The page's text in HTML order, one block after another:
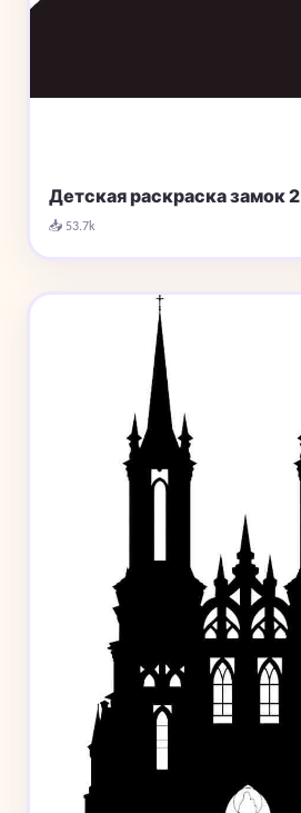
Детская раскраска замок 2
📥 53.7k